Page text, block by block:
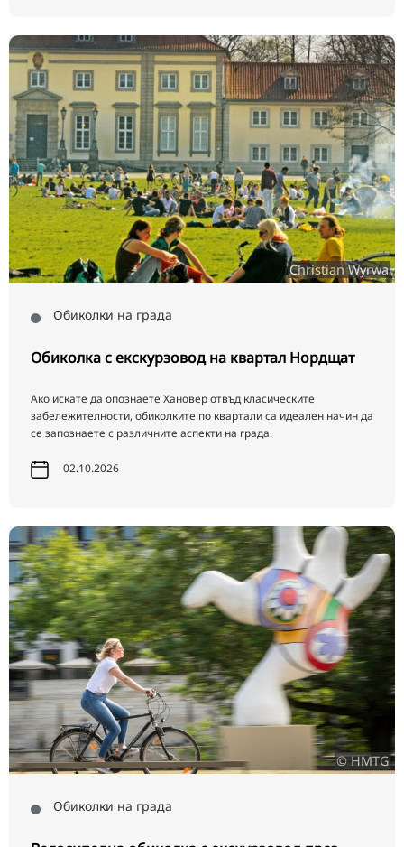
Christian Wyrwa
Обиколки на града
Обиколка с екскурзовод на квартал Нордщат
Ако искате да опознаете Хановер отвъд класическите
забележителности, обиколките по квартали са идеален начин да
се запознаете с различните аспекти на града.
02.10.2026
© HMTG
Обиколки на града